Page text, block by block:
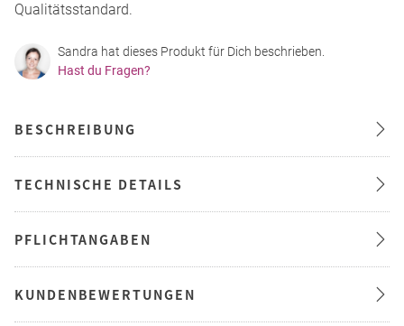
Qualitätsstandard.
Sandra hat dieses Produkt für Dich beschrieben.
Hast du Fragen?
BESCHREIBUNG
TECHNISCHE DETAILS
PFLICHTANGABEN
KUNDENBEWERTUNGEN